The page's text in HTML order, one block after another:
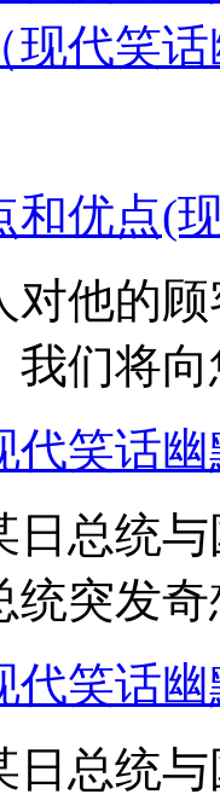
现代笑
和优点(
对他的
我们将
代笑话
日总统
统突发
代笑话
日总统